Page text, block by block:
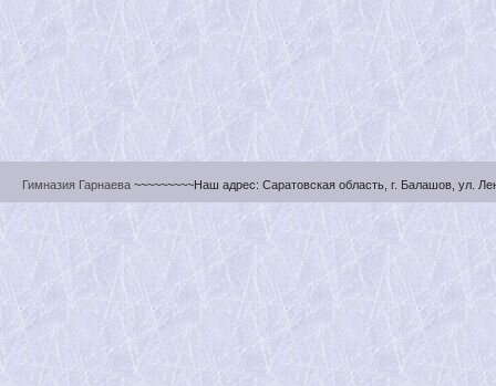
Гимназия Гарнаева ~~~~~~~~~Наш адрес: Саратовская область, г. Балашов, ул.